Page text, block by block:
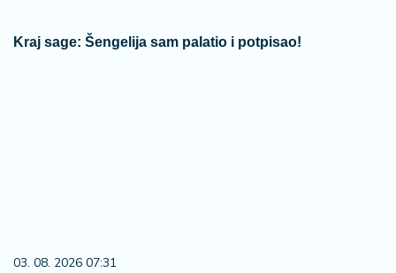
Kraj sage: Šengelija sam palatio i potpisao!
03. 08. 2026 07:31